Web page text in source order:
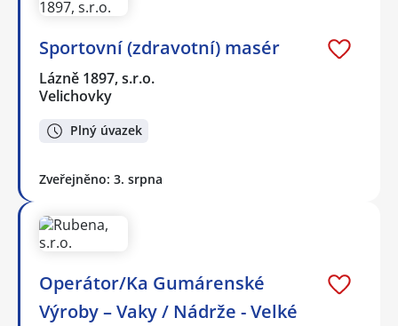
Sportovní (zdravotní) masér
Lázně 1897, s.r.o.
Velichovky
Plný úvazek
Zveřejněno: 3. srpna
Operátor/Ka Gumárenské
Výroby – Vaky / Nádrže - Velké